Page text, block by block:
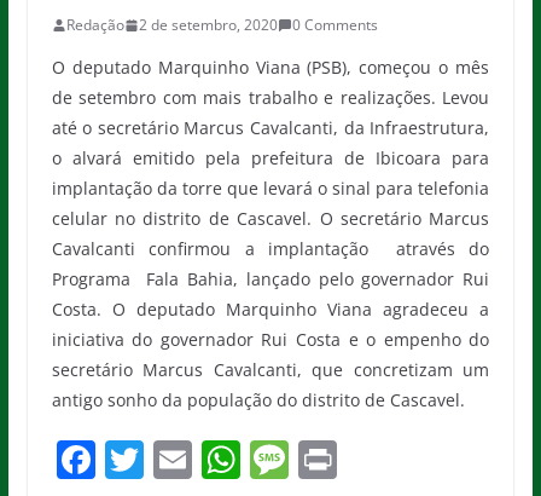
Redação 2 de setembro, 2020 0 Comments
O deputado Marquinho Viana (PSB), começou o mês
de setembro com mais trabalho e realizações. Levou
até o secretário Marcus Cavalcanti, da Infraestrutura,
o alvará emitido pela prefeitura de Ibicoara para
implantação da torre que levará o sinal para telefonia
celular no distrito de Cascavel. O secretário Marcus
Cavalcanti confirmou a implantação através do
Programa Fala Bahia, lançado pelo governador Rui
Costa. O deputado Marquinho Viana agradeceu a
iniciativa do governador Rui Costa e o empenho do
secretário Marcus Cavalcanti, que concretizam um
antigo sonho da população do distrito de Cascavel.
F T E W M Pr